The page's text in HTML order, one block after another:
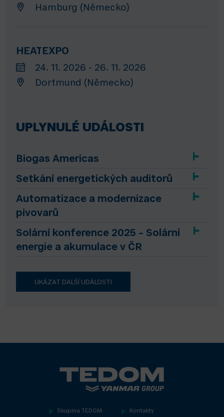
Hamburg (Německo)
HEATEXPO
24. 11. 2026 - 26. 11. 2026
Dortmund (Německo)
UPLYNULÉ UDÁLOSTI
Biogas Americas
Setkání energetických auditorů
Automatizace a modernizace
pivovarů
Solární konference 2025 – Solární
energie a akumulace v ČR
UKÁZAT DALŠÍ UDÁLOSTI
Skupina TEDOM Kontakty